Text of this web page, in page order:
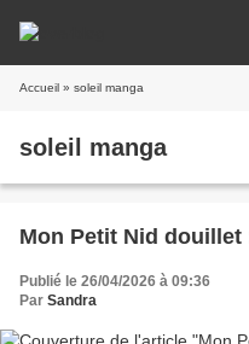
Accueil » soleil manga
soleil manga
Mon Petit Nid douillet
Publié le 26/04/2026 à 09:36
Par Sandra